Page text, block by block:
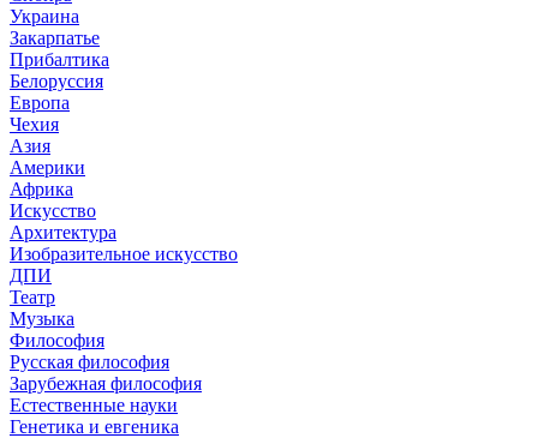
Украина
Закарпатье
Прибалтика
Белоруссия
Европа
Чехия
Азия
Америки
Африка
Искусство
Архитектура
Изобразительное искусство
ДПИ
Театр
Музыка
Философия
Русская философия
Зарубежная философия
Естественные науки
Генетика и евгеника